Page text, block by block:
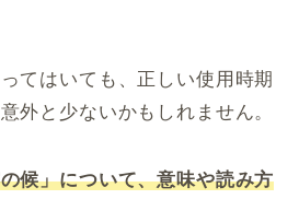
てはいても、正しい使用時期
外と少ないかもしれません。
候」について、意味や読み方